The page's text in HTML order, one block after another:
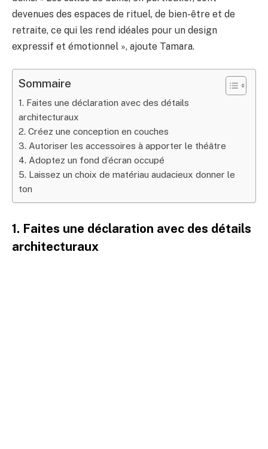
devenues des espaces de rituel, de bien-être et de
retraite, ce qui les rend idéales pour un design
expressif et émotionnel », ajoute Tamara.
Sommaire
1. Faites une déclaration avec des détails
architecturaux
2. Créez une conception en couches
3. Autoriser les accessoires à apporter le théâtre
4. Adoptez un fond d’écran occupé
5. Laissez un choix de matériau audacieux donner le
ton
1. Faites une déclaration avec des détails
architecturaux